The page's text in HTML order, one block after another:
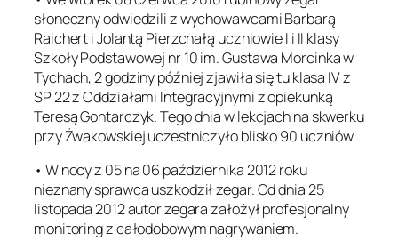
słoneczny odwiedzili z wychowawcami Barbarą
Raichert i Jolantą Pierzchałą uczniowie I i II klasy
Szkoły Podstawowej nr 10 im. Gustawa Morcinka w
Tychach, 2 godziny później zjawiła się tu klasa IV z
SP 22 z Oddziałami Integracyjnymi z opiekunką
Teresą Gontarczyk. Tego dnia w lekcjach na skwerku
przy Żwakowskiej uczestniczyło blisko 90 uczniów.
• W nocy z 05 na 06 października 2012 roku
nieznany sprawca uszkodził zegar. Od dnia 25
listopada 2012 autor zegara założył profesjonalny
monitoring z całodobowym nagrywaniem.